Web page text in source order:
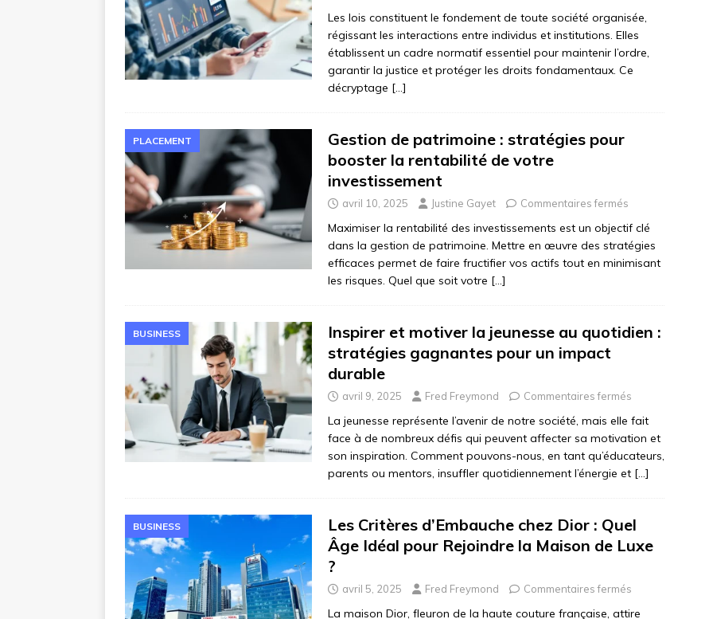
Les lois constituent le fondement de toute société organisée,
régissant les interactions entre individus et institutions. Elles
établissent un cadre normatif essentiel pour maintenir l’ordre,
garantir la justice et protéger les droits fondamentaux. Ce
décryptage […]
PLACEMENT
Gestion de patrimoine : stratégies pour
booster la rentabilité de votre
investissement
avril 10, 2025 Justine Gayet Commentaires fermés
Maximiser la rentabilité des investissements est un objectif clé
dans la gestion de patrimoine. Mettre en œuvre des stratégies
efficaces permet de faire fructifier vos actifs tout en minimisant
les risques. Quel que soit votre […]
BUSINESS
Inspirer et motiver la jeunesse au quotidien :
stratégies gagnantes pour un impact
durable
avril 9, 2025 Fred Freymond Commentaires fermés
La jeunesse représente l’avenir de notre société, mais elle fait
face à de nombreux défis qui peuvent affecter sa motivation et
son inspiration. Comment pouvons-nous, en tant qu’éducateurs,
parents ou mentors, insuffler quotidiennement l’énergie et […]
BUSINESS
Les Critères d’Embauche chez Dior : Quel
Âge Idéal pour Rejoindre la Maison de Luxe
?
avril 5, 2025 Fred Freymond Commentaires fermés
La maison Dior, fleuron de la haute couture française, attire